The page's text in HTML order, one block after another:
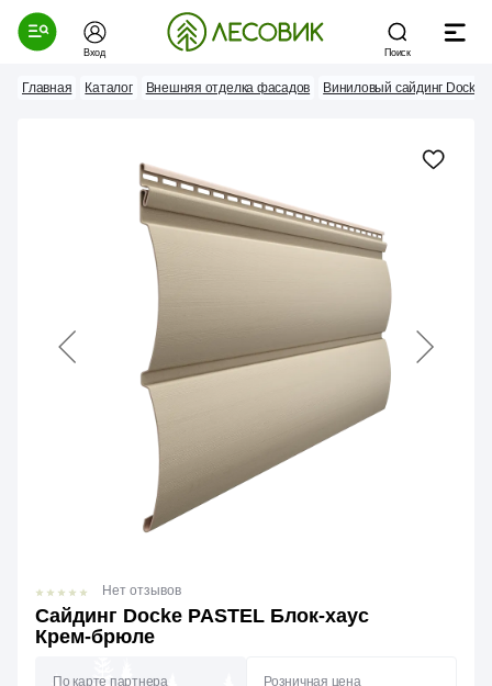
Вход Поиск
Главная Каталог Внешняя отделка фасадов Виниловый сайдинг Docke
Сайдинг Docke PASTEL Блок-хаус
Крем-брюле
Нет отзывов
По карте партнера Розничная цена